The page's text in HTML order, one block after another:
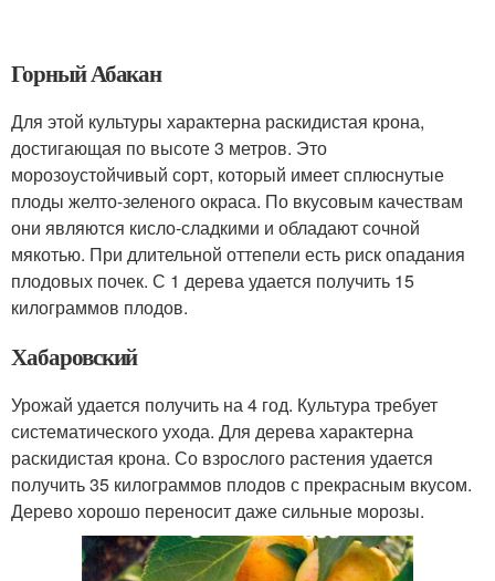
Горный Абакан
Для этой культуры характерна раскидистая крона,
достигающая по высоте 3 метров. Это
морозоустойчивый сорт, который имеет сплюснутые
плоды желто-зеленого окраса. По вкусовым качествам
они являются кисло-сладкими и обладают сочной
мякотью. При длительной оттепели есть риск опадания
плодовых почек. С 1 дерева удается получить 15
килограммов плодов.
Хабаровский
Урожай удается получить на 4 год. Культура требует
систематического ухода. Для дерева характерна
раскидистая крона. Со взрослого растения удается
получить 35 килограммов плодов с прекрасным вкусом.
Дерево хорошо переносит даже сильные морозы.